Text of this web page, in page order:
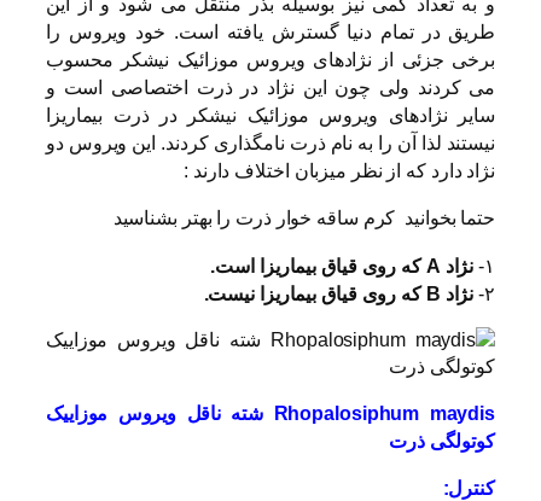
و به تعداد کمی نیز بوسیله بذر منتقل می شود و از این
طریق در تمام دنیا گسترش یافته است. خود ویروس را
برخی جزئی از نژادهای ویروس موزائیک نیشکر محسوب
می کردند ولی چون این نژاد در ذرت اختصاصی است و
سایر نژادهای ویروس موزائیک نیشکر در ذرت بیماریزا
نیستند لذا آن را به نام ذرت نامگذاری کردند. این ویروس دو
نژاد دارد که از نظر میزبان اختلاف دارند :
حتما بخوانید کرم ساقه خوار ذرت را بهتر بشناسید
۱-
نژاد A که روی قیاق بیماریزا است.
۲- نژاد B که روی قیاق بیماریزا نیست.
Rhopalosiphum maydis شته ناقل ویروس موزاییک
کوتولگی ذرت
کنترل: